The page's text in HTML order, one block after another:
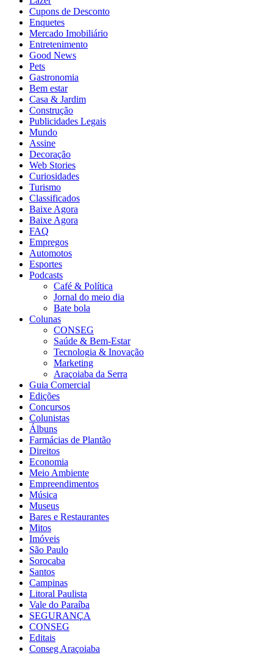
Cupons de Desconto
Enquetes
Mercado Imobiliário
Entretenimento
Good News
Pets
Gastronomia
Bem estar
Casa & Jardim
Construção
Publicidades Legais
Mundo
Assine
Decoração
Web Stories
Curiosidades
Turismo
Classificados
Baixe Agora
Baixe Agora
FAQ
Empregos
Automotos
Esportes
Podcasts
Café & Política
Jornal do meio dia
Bate bola
Colunas
CONSEG
Saúde & Bem-Estar
Tecnologia & Inovação
Marketing
Araçoiaba da Serra
Guia Comercial
Edições
Concursos
Colunistas
Álbuns
Farmácias de Plantão
Direitos
Economia
Meio Ambiente
Empreendimentos
Música
Museus
Bares e Restaurantes
Mitos
Imóveis
São Paulo
Sorocaba
Santos
Campinas
Litoral Paulista
Vale do Paraíba
SEGURANÇA
CONSEG
Editais
Conseg Araçoiaba